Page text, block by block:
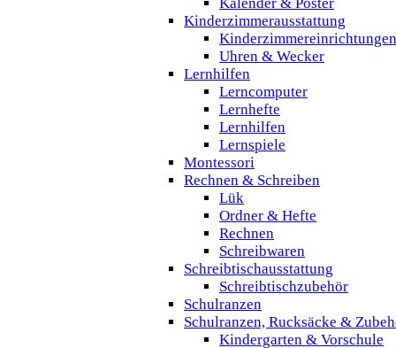
Kinderzimmerausstattung
Kinderzimmereinrichtungen
Uhren & Wecker
Lernhilfen
Lerncomputer
Lernhefte
Lernhilfen
Lernspiele
Montessori
Rechnen & Schreiben
Lük
Ordner & Hefte
Rechnen
Schreibwaren
Schreibtischausstattung
Schreibtischzubehör
Schulranzen
Schulranzen, Rucksäcke &
Kindergarten & Vorschule